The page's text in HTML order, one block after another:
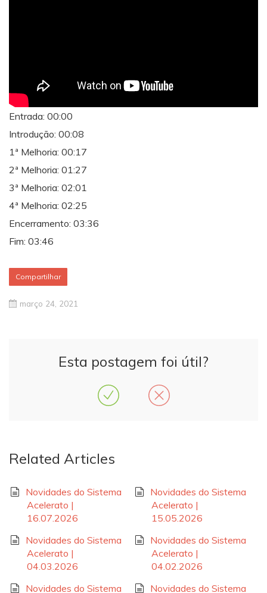
Entrada: 00:00​​​​​​
Introdução: 00:08​​​​​​
1ª Melhoria: 00:17​​
2ª Melhoria: 01:27
3ª Melhoria: 02:01
4ª Melhoria: 02:25
Encerramento: 03:36
Fim: 03:46
Compartilhar
março 24, 2021
Esta postagem foi útil?
Related Articles
Novidades do Sistema
Acelerato |
16.07.2026
Novidades do Sistema
Acelerato |
15.05.2026
Novidades do Sistema
Acelerato |
04.03.2026
Novidades do Sistema
Acelerato |
04.02.2026
Novidades do Sistema
Novidades do Sistema